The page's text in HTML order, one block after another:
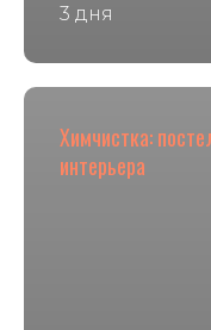
3 дня
Химчистка:
интерьера